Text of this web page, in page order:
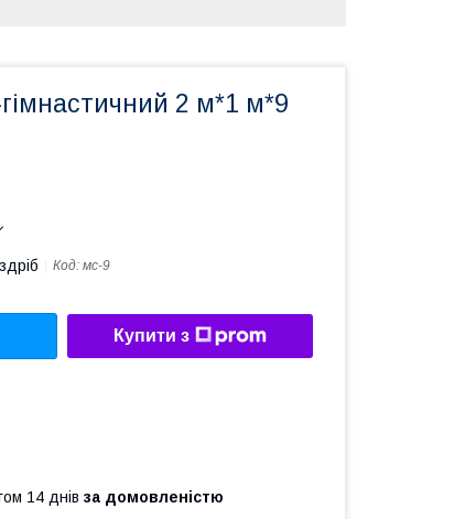
2 м*1 м*9
Код: мс-9
Купити з
14 днів за домовленістю